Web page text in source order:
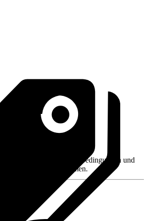
wie z. B. Rückgabebedingungen und
auf den Verkäufernamen.